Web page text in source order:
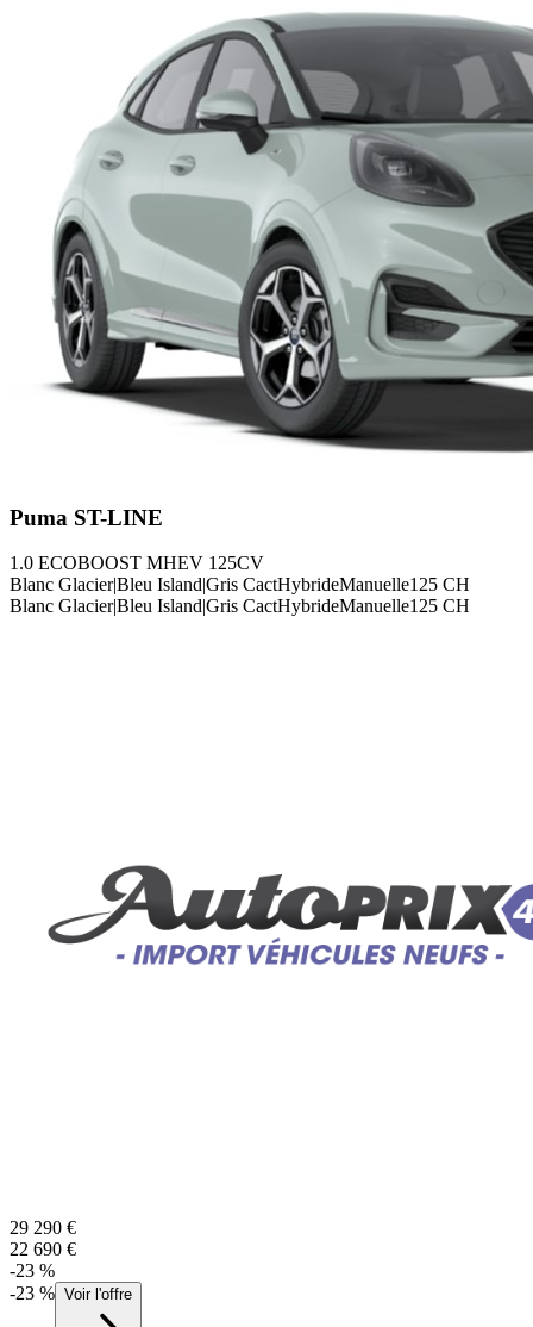
Puma ST-LINE
1.0 ECOBOOST MHEV 125CV
Blanc Glacier|Bleu Island|Gris CactHybrideManuelle125 CH
Blanc Glacier|Bleu Island|Gris CactHybrideManuelle125 CH
29 290 €
22 690 €
-23 %
-23 % Voir l'offre